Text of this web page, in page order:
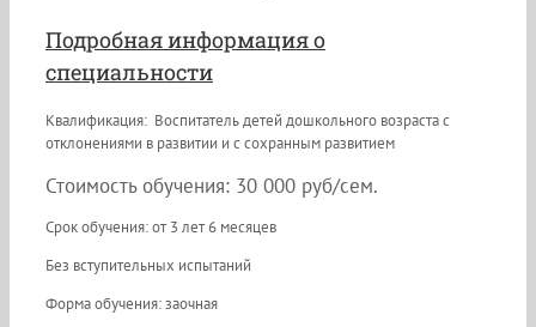
Подробная информация о
специальности
Квалификация: Воспитатель детей дошкольного возраста с
отклонениями в развитии и с сохранным развитием
Стоимость обучения: 30 000 руб/сем.
Срок обучения: от 3 лет 6 месяцев
Без вступительных испытаний
Форма обучения: заочная